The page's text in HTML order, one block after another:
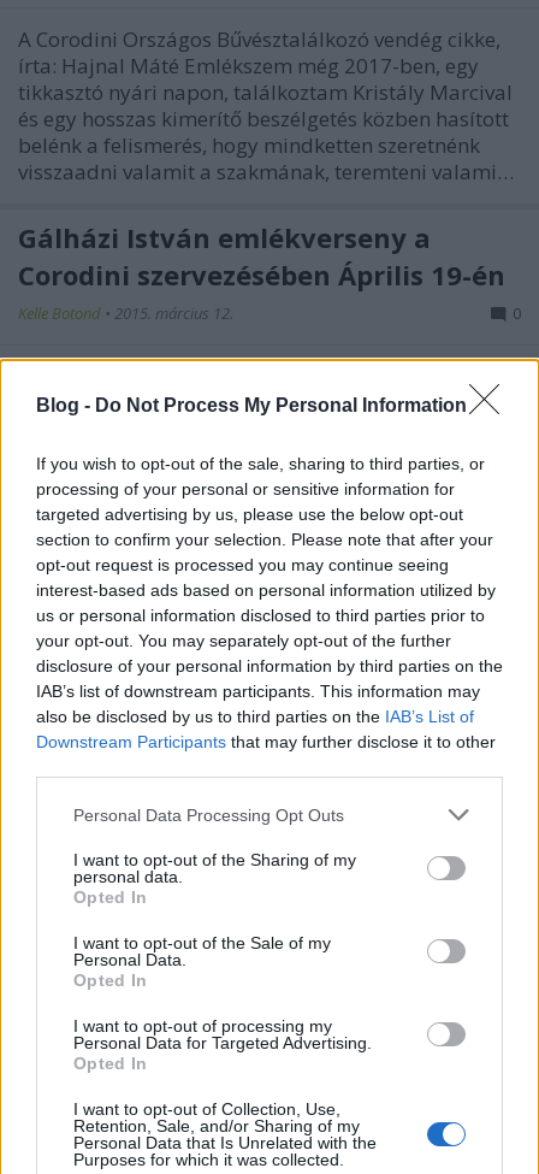
Blog - Do Not Process My Personal Information
If you wish to opt-out of the sale, sharing to third parties, or
processing of your personal or sensitive information for
targeted advertising by us, please use the below opt-out
section to confirm your selection. Please note that after your
opt-out request is processed you may continue seeing
interest-based ads based on personal information utilized by
us or personal information disclosed to third parties prior to
your opt-out. You may separately opt-out of the further
disclosure of your personal information by third parties on the
IAB’s list of downstream participants. This information may
also be disclosed by us to third parties on the IAB’s List of
Downstream Participants that may further disclose it to other
Please note that this website/app uses one or more Google
not limited to your visit or usage behaviour. You may click to
grant or deny consent to Google and its third-party tags to
use your data for below specified purposes in below Google
consent section.
Personal Data Processing Opt Outs
I want to opt-out of the Sharing of my
personal data.
Opted In
I want to opt-out of the Sale of my
Personal Data.
Opted In
I want to opt-out of processing my
Personal Data for Targeted Advertising.
Opted In
I want to opt-out of Collection, Use,
Retention, Sale, and/or Sharing of my
Personal Data that Is Unrelated with the
Purposes for which it was collected.
A Corodini Országos Bűvésztalálkozó vendég cikke,
írta: Hajnal Máté Emlékszem még 2017-ben, egy
tikkasztó nyári napon, találkoztam Kristály Marcival
és egy hosszas kimerítő beszélgetés közben hasított
belénk a felismerés, hogy mindketten szeretnénk
visszaadni valamit a szakmának, teremteni valami…
Gálházi István emlékverseny a
Corodini szervezésében Április 19-én
Kelle Botond • 2015. március 12. 0
lesz a szokott helyen a Vasas művházban a Corodini
kellékvásár. Programok: - Bűvészverseny: nincs
előválogató, bárki jelentkezhet, de a versenyzők
létszáma korlátozott, max. 8…
További információ az október 12-i
Corodini versennyel kapcsolatban
Kelle Botond•2014. szeptember 02.
FIGYELEM! FONTOS INFORMÁCIÓK A VERSENNYEL
KAPCSOLATBAN - A CORODINI BŰVÉSZEGYESÜLET
Corodini Kupák történetében, ezért alább röviden
26. Corodini Bűvésztalálkozó -
október 13.
Kelle Botond•2013. szeptember 04.
Idén is lesz Corodini bűvésztalálkozó. A rendezvény a
tavalyi helyszínen, Budapesten a Vasas
Táncegyüttes művelődési központjában lesz 2013.
október 13-án vasárnap! Idén is lesz verseny,
szeminárium és gála. Jegyár: elővételben 4500 Ft, a